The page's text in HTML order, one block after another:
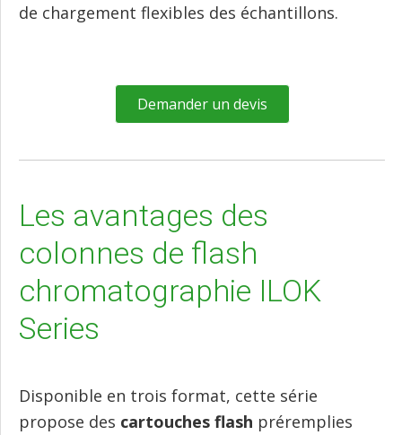
de chargement flexibles des échantillons.
Demander un devis
Les avantages des
colonnes de flash
chromatographie ILOK
Series
Disponible en trois format, cette série
propose des cartouches flash préremplies